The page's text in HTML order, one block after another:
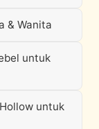
& Wanita
untuk
untuk